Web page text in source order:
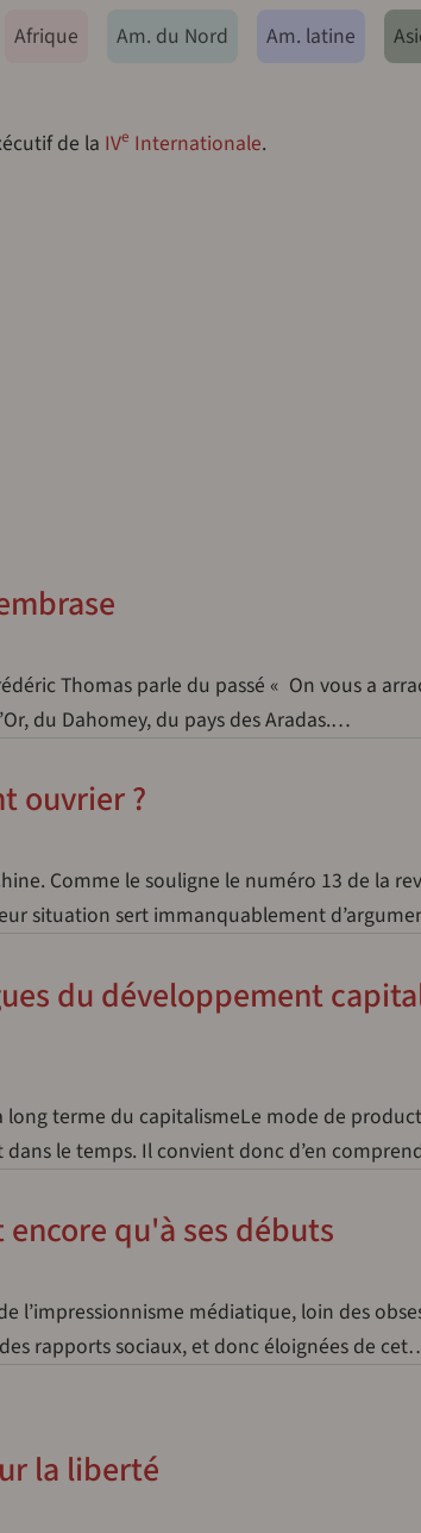
Afrique Am. du Nord Am. latine
de la IVe Internationale.
Thomas parle du passé « On vous a
du Dahomey, du pays des Aradas.…
ouvrier ?
Comme le souligne le numéro 13 de la
situation sert immanquablement
du développement
terme du capitalismeLe mode de
le temps. Il convient donc d’en
qu'à ses débuts
l’impressionnisme médiatique, loin des
rapports sociaux, et donc éloignées de
la liberté